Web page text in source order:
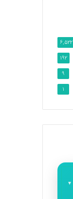
6,522
192
9
1